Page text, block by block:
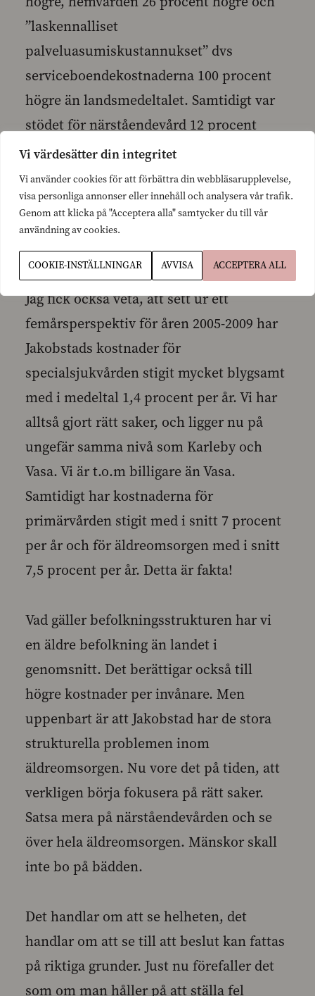
Vi värdesätter din integritet
Vi använder cookies för att förbättra din webbläsarupplevelse,
visa personliga annonser eller innehåll och analysera vår trafik.
Genom att klicka på "Acceptera alla" samtycker du till vår
användning av cookies.
COOKIE-INSTÄLLNINGAR AVVISA ACCEPTERA ALL
”laskennalliset
palveluasumiskustannukset” dvs
serviceboendekostnaderna 100 procent
högre än landsmedeltalet. Samtidigt var
stödet för närståendevård 12 procent
under landsmedeltalet.
Förvaltningskostnaderna för social- och
hälsovården låg hela 123,6 procent över
landsmedeltalet !
Jag fick också veta, att sett ur ett
femårsperspektiv för åren 2005-2009 har
Jakobstads kostnader för
specialsjukvården stigit mycket blygsamt
med i medeltal 1,4 procent per år. Vi har
alltså gjort rätt saker, och ligger nu på
ungefär samma nivå som Karleby och
Vasa. Vi är t.o.m billigare än Vasa.
Samtidigt har kostnaderna för
primärvården stigit med i snitt 7 procent
per år och för äldreomsorgen med i snitt
7,5 procent per år. Detta är fakta!
Vad gäller befolkningsstrukturen har vi
en äldre befolkning än landet i
genomsnitt. Det berättigar också till
högre kostnader per invånare. Men
uppenbart är att Jakobstad har de stora
strukturella problemen inom
äldreomsorgen. Nu vore det på tiden, att
verkligen börja fokusera på rätt saker.
Satsa mera på närståendevården och se
över hela äldreomsorgen. Mänskor skall
inte bo på bädden.
Det handlar om att se helheten, det
handlar om att se till att beslut kan fattas
på riktiga grunder. Just nu förefaller det
som om man håller på att ställa fel